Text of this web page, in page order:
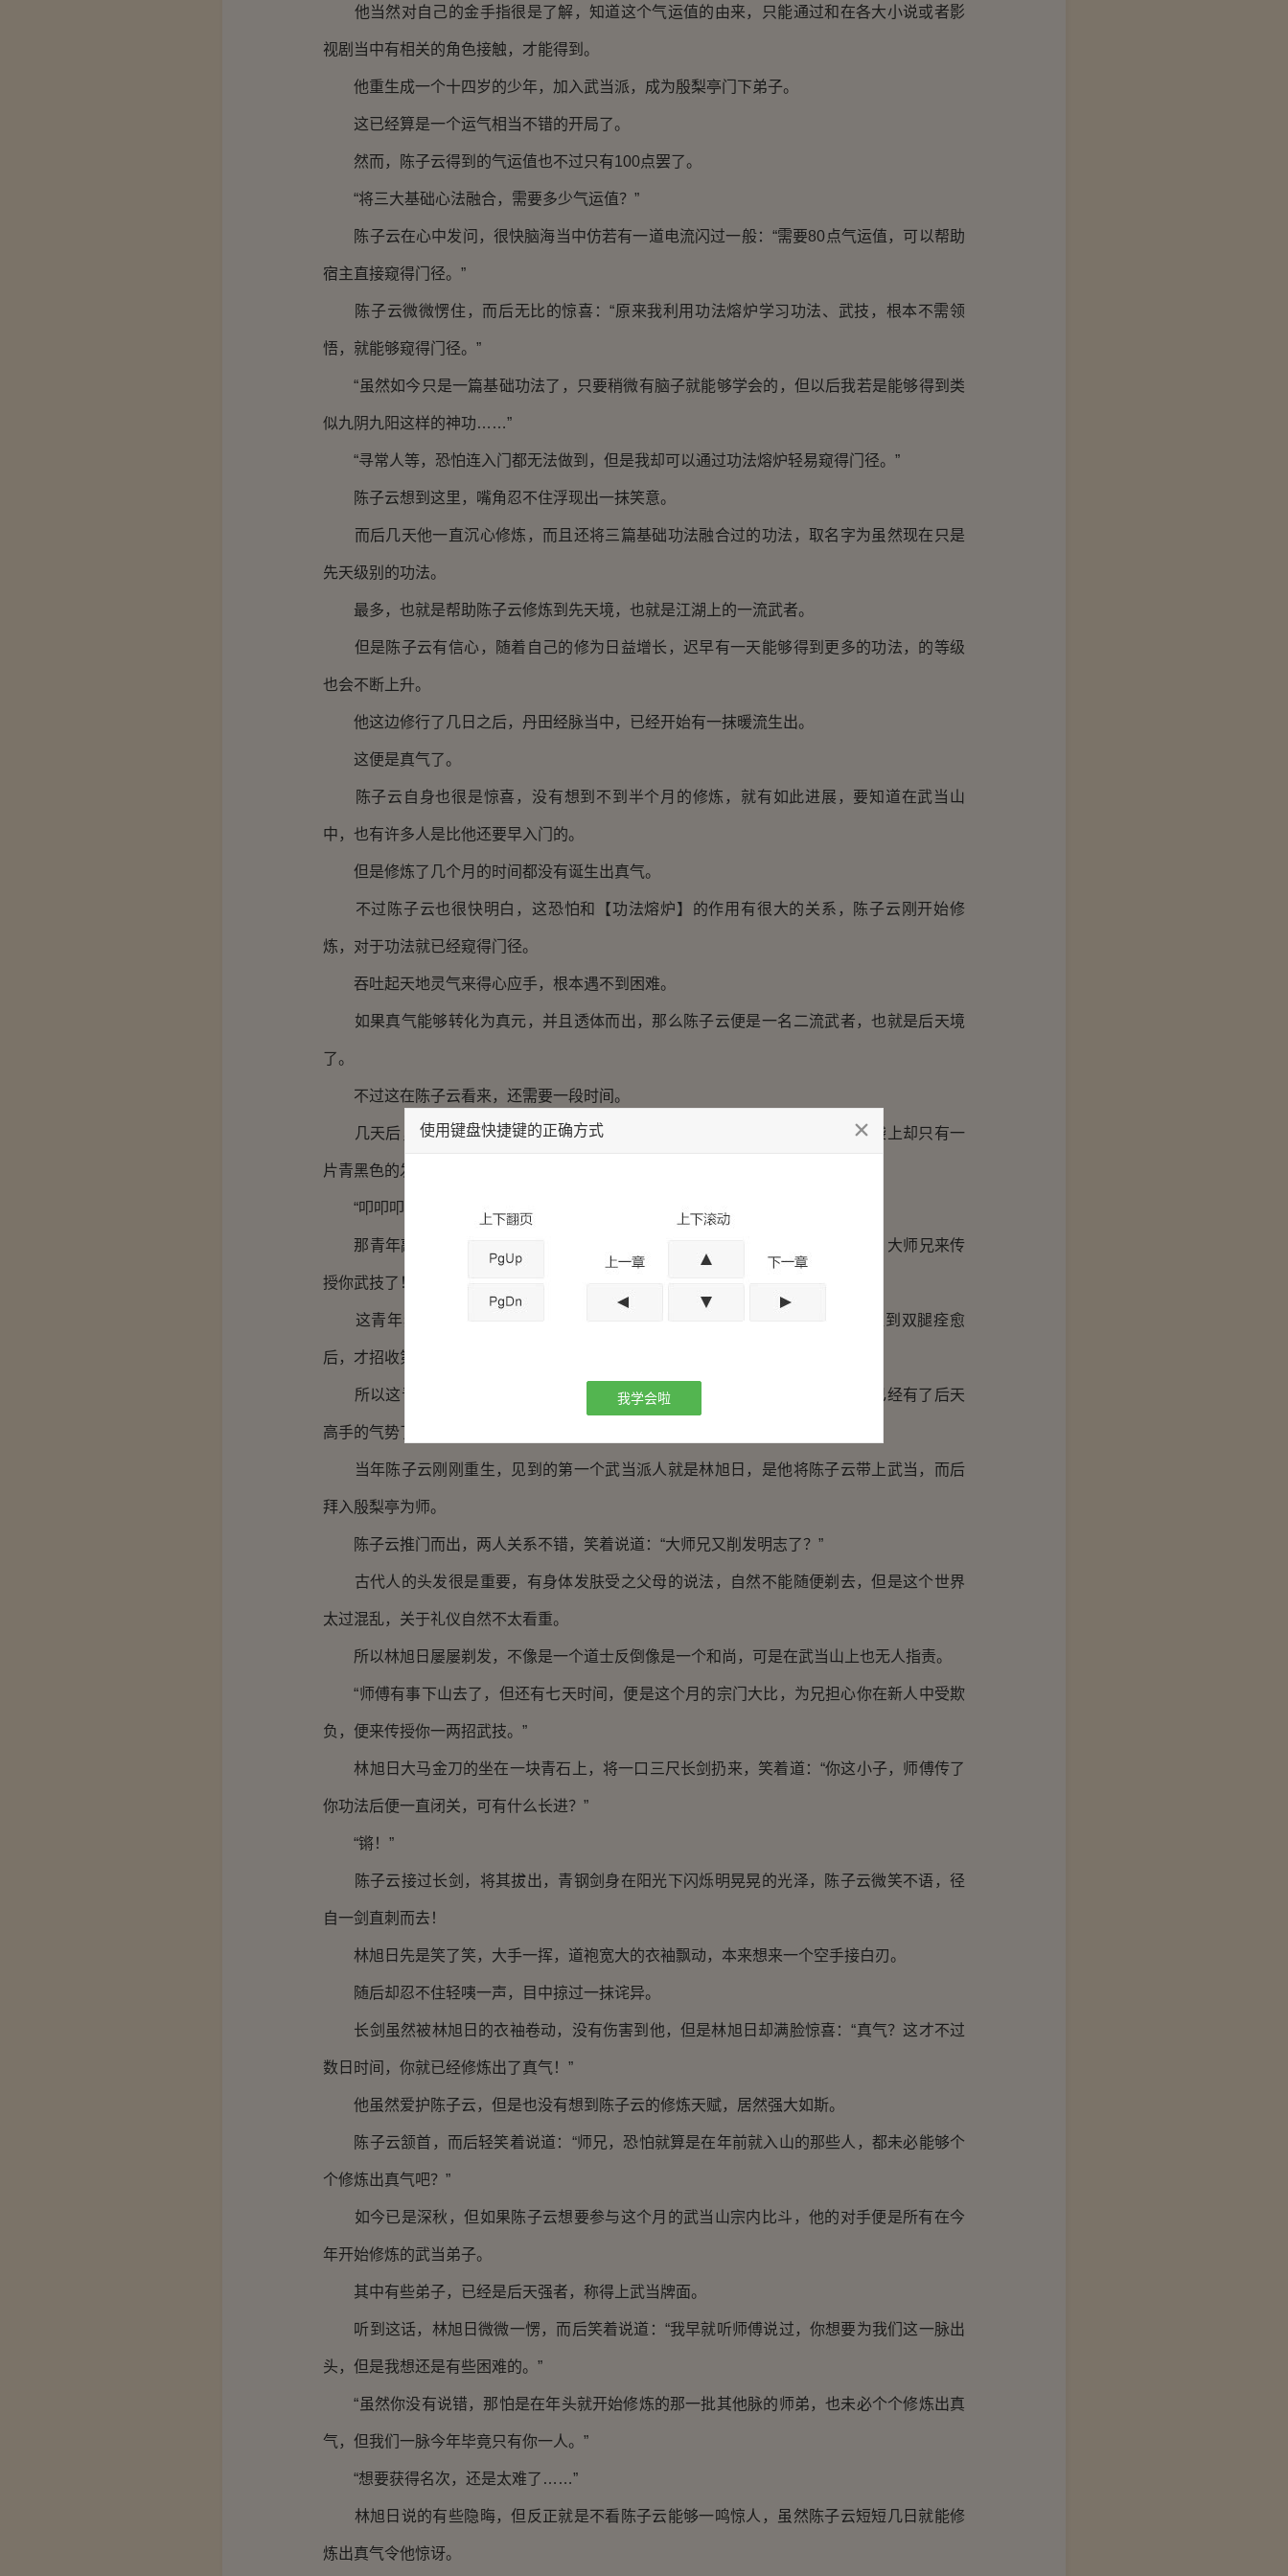
他当然对自己的金手指很是了解，知道这个气运值的由来，只能通过和在各大小说或者影
视剧当中有相关的角色接触，才能得到。
他重生成一个十四岁的少年，加入武当派，成为殷梨亭门下弟子。
这已经算是一个运气相当不错的开局了。
然而，陈子云得到的气运值也不过只有100点罢了。
“将三大基础心法融合，需要多少气运值？”
陈子云在心中发问，很快脑海当中仿若有一道电流闪过一般：“需要80点气运值，可以帮助
宿主直接窥得门径。”
陈子云微微愣住，而后无比的惊喜：“原来我利用功法熔炉学习功法、武技，根本不需领
悟，就能够窥得门径。”
“虽然如今只是一篇基础功法了，只要稍微有脑子就能够学会的，但以后我若是能够得到类
似九阴九阳这样的神功……”
“寻常人等，恐怕连入门都无法做到，但是我却可以通过功法熔炉轻易窥得门径。”
陈子云想到这里，嘴角忍不住浮现出一抹笑意。
而后几天他一直沉心修炼，而且还将三篇基础功法融合过的功法，取名字为虽然现在只是
先天级别的功法。
最多，也就是帮助陈子云修炼到先天境，也就是江湖上的一流武者。
但是陈子云有信心，随着自己的修为日益增长，迟早有一天能够得到更多的功法，的等级
也会不断上升。
他这边修行了几日之后，丹田经脉当中，已经开始有一抹暖流生出。
这便是真气了。
陈子云自身也很是惊喜，没有想到不到半个月的修炼，就有如此进展，要知道在武当山
中，也有许多人是比他还要早入门的。
但是修炼了几个月的时间都没有诞生出真气。
不过陈子云也很快明白，这恐怕和【功法熔炉】的作用有很大的关系，陈子云刚开始修
炼，对于功法就已经窥得门径。
吞吐起天地灵气来得心应手，根本遇不到困难。
如果真气能够转化为真元，并且透体而出，那么陈子云便是一名二流武者，也就是后天境
了。
不过这在陈子云看来，还需要一段时间。
几天后，陈子云的门舍前，忽然来了一个寸头青年，虽然身着道袍，然而脑袋上却只有一
片青黑色的发茬，锐利如刺。
“叩叩叩！”
那青年敲响了陈子云的门，惊起不远处山林一群飞鸟，大笑着说道：“小师弟，大师兄来传
授你武技了！”
这青年赫然便是殷梨亭门下的大弟子，由于殷梨亭身上事情发生的太多，直到双腿痊愈
后，才招收第一个弟子。
所以这青年名为林旭日，看起来不过三十来岁，身上气息无比强大，隐隐间已经有了后天
高手的气势了，背负长剑，更显锐利。
当年陈子云刚刚重生，见到的第一个武当派人就是林旭日，是他将陈子云带上武当，而后
拜入殷梨亭为师。
陈子云推门而出，两人关系不错，笑着说道：“大师兄又削发明志了？”
古代人的头发很是重要，有身体发肤受之父母的说法，自然不能随便剃去，但是这个世界
太过混乱，关于礼仪自然不太看重。
所以林旭日屡屡剃发，不像是一个道士反倒像是一个和尚，可是在武当山上也无人指责。
“师傅有事下山去了，但还有七天时间，便是这个月的宗门大比，为兄担心你在新人中受欺
负，便来传授你一两招武技。”
林旭日大马金刀的坐在一块青石上，将一口三尺长剑扔来，笑着道：“你这小子，师傅传了
你功法后便一直闭关，可有什么长进？”
“锵！”
陈子云接过长剑，将其拔出，青钢剑身在阳光下闪烁明晃晃的光泽，陈子云微笑不语，径
自一剑直刺而去！
林旭日先是笑了笑，大手一挥，道袍宽大的衣袖飘动，本来想来一个空手接白刃。
随后却忍不住轻咦一声，目中掠过一抹诧异。
长剑虽然被林旭日的衣袖卷动，没有伤害到他，但是林旭日却满脸惊喜：“真气？这才不过
数日时间，你就已经修炼出了真气！”
他虽然爱护陈子云，但是也没有想到陈子云的修炼天赋，居然强大如斯。
陈子云颔首，而后轻笑着说道：“师兄，恐怕就算是在年前就入山的那些人，都未必能够个
个修炼出真气吧？”
如今已是深秋，但如果陈子云想要参与这个月的武当山宗内比斗，他的对手便是所有在今
年开始修炼的武当弟子。
其中有些弟子，已经是后天强者，称得上武当牌面。
听到这话，林旭日微微一愣，而后笑着说道：“我早就听师傅说过，你想要为我们这一脉出
头，但是我想还是有些困难的。”
“虽然你没有说错，那怕是在年头就开始修炼的那一批其他脉的师弟，也未必个个修炼出真
气，但我们一脉今年毕竟只有你一人。”
“想要获得名次，还是太难了……”
林旭日说的有些隐晦，但反正就是不看陈子云能够一鸣惊人，虽然陈子云短短几日就能修
炼出真气令他惊讶。
使用键盘快捷键的正确方式
我学会啦